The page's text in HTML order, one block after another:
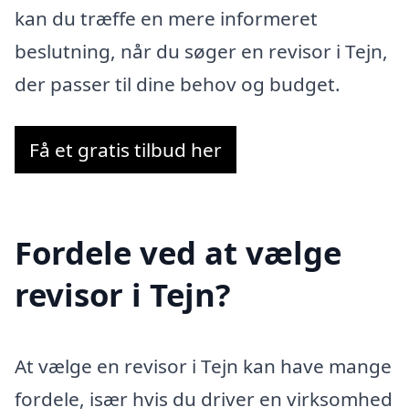
kan du træffe en mere informeret
beslutning, når du søger en revisor i Tejn,
der passer til dine behov og budget.
Få et gratis tilbud her
Fordele ved at vælge
revisor i Tejn?
At vælge en revisor i Tejn kan have mange
fordele, især hvis du driver en virksomhed